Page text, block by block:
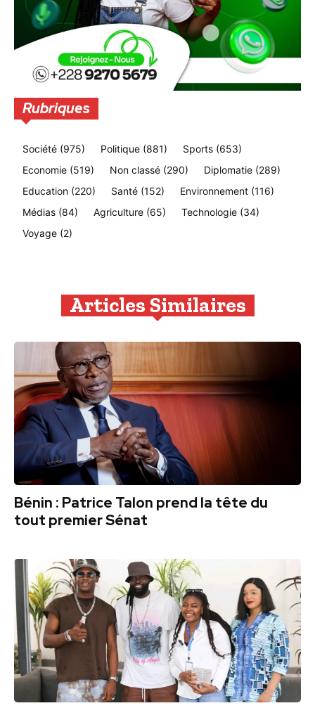
Rubriques
Société (975) Politique (881) Sports (653)
Economie (519) Non classé (290) Diplomatie (289)
Education (220) Santé (152) Environnement (116)
Médias (84) Agriculture (65) Technologie (34)
Voyage (2)
Articles Similaires
Bénin : Patrice Talon prend la tête du
tout premier Sénat